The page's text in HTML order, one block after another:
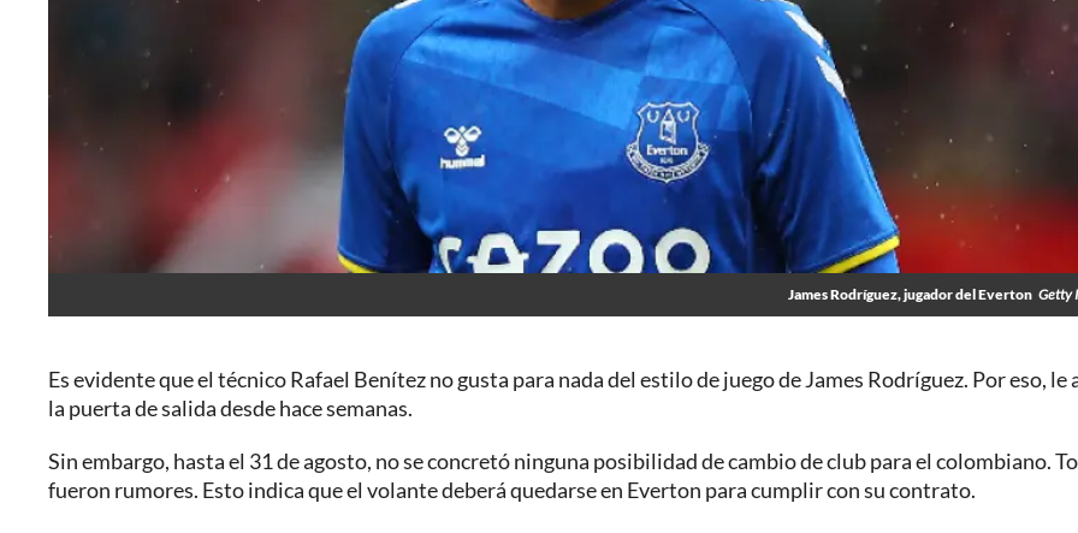
James Rodríguez, jugador del Everton Getty
Es evidente que el técnico Rafael Benítez no gusta para nada del estilo de juego de James Rodríguez. Por eso, le
la puerta de salida desde hace semanas.
Sin embargo, hasta el 31 de agosto, no se concretó ninguna posibilidad de cambio de club para el colombiano.
fueron rumores. Esto indica que el volante deberá quedarse en Everton para cumplir con su contrato.